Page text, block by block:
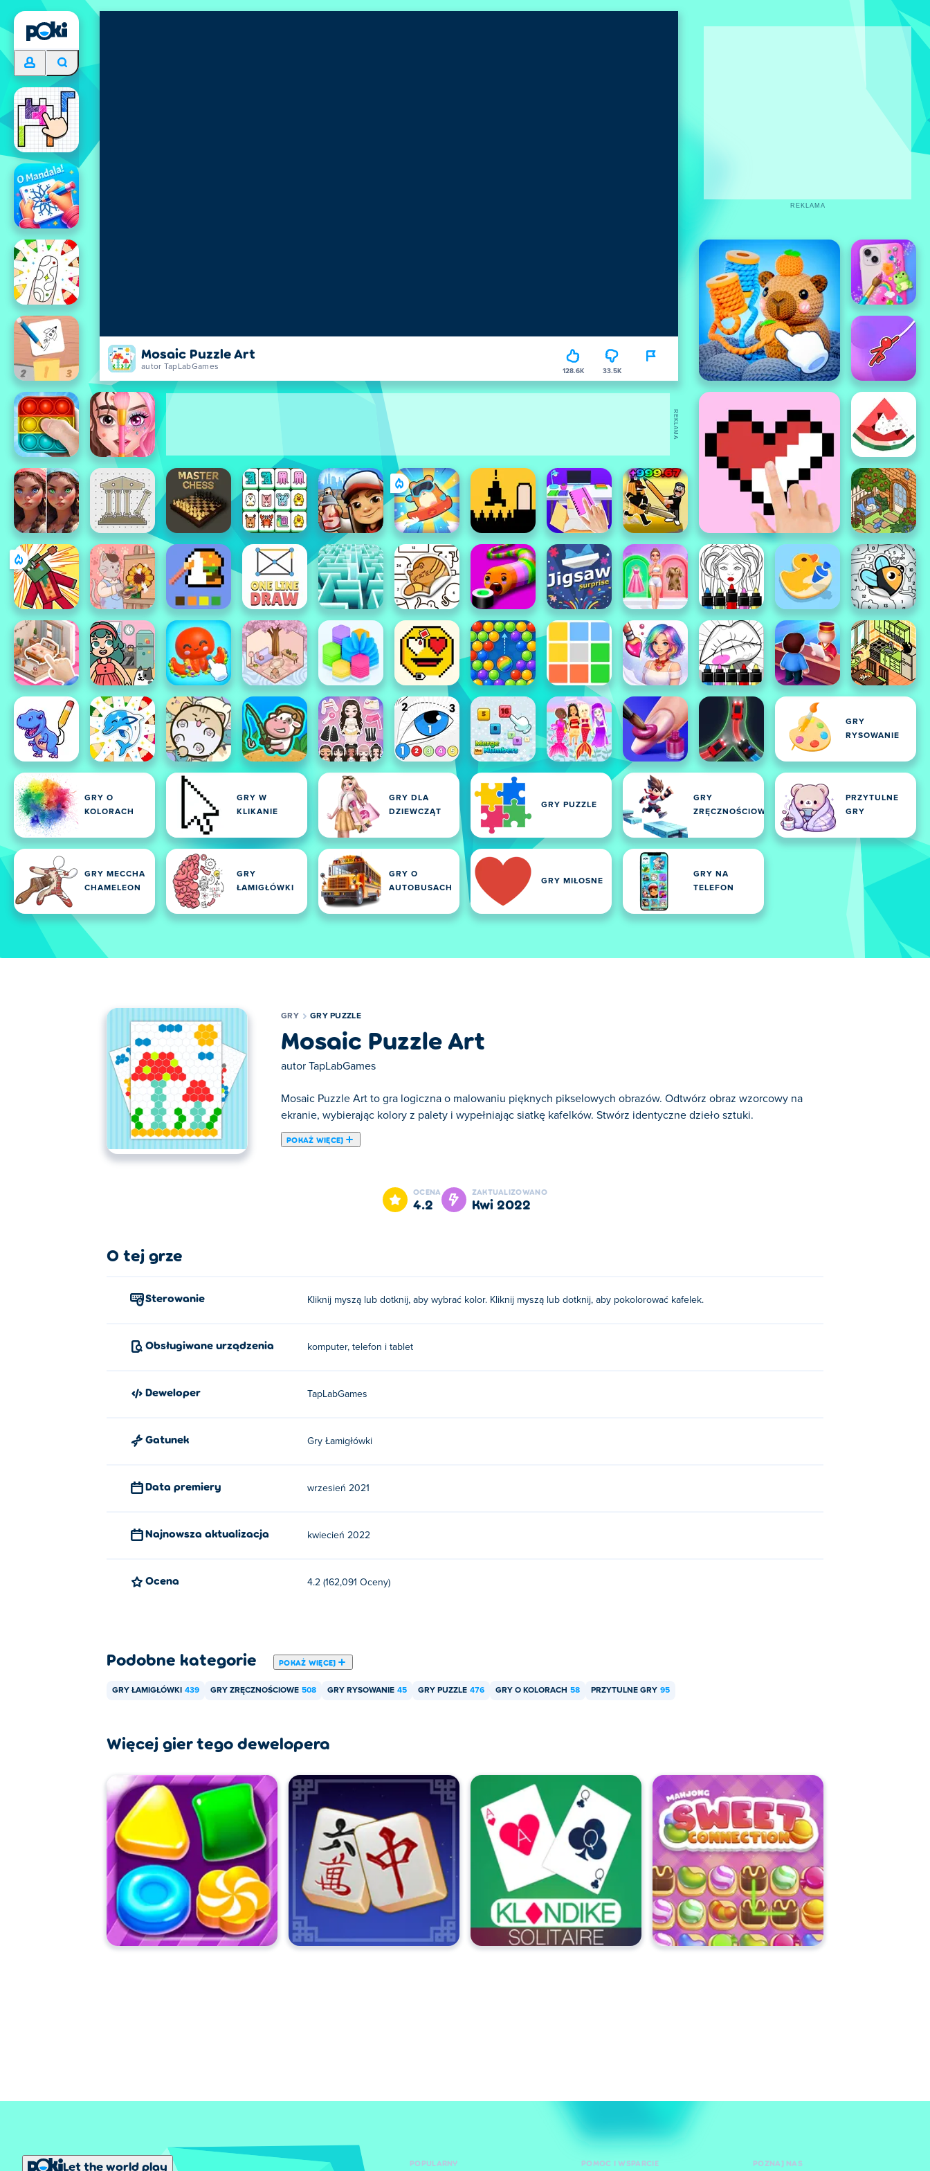
Mosaic Puzzle Art
autor TapLabGames 128.6K 33.5K
GRY
RYSOWANIE
GRY O
KOLORACH
GRY W
KLIKANIE
GRY DLA
DZIEWCZĄT
GRY PUZZLE
GRY
ZRĘCZNOŚCIOWE
PRZYTULNE
GRY
GRY MECCHA
CHAMELEON
GRY
ŁAMIGŁÓWKI
GRY O
AUTOBUSACH
GRY MIŁOSNE
GRY NA
TELEFON
REKLAMA
REKLAMA
GRY GRY PUZZLE
Mosaic Puzzle Art
autor TapLabGames
Mosaic Puzzle Art to gra logiczna o malowaniu pięknych pikselowych obrazów. Odtwórz obraz wzorcowy na
ekranie, wybierając kolory z palety i wypełniając siatkę kafelków. Stwórz identyczne dzieło sztuki.
POKAŻ WIĘCEJ
Tutaj możesz grać w Mosaic Puzzle Art. Mosaic Puzzle Art jest jedną z naszych ulubionych gier w kategorii: Gry Puzzle.
OCENA
4.2
ZAKTUALIZOWANO
kwi 2022
O tej grze
Sterowanie Kliknij myszą lub dotknij, aby wybrać kolor. Kliknij myszą lub dotknij, aby pokolorować kafelek.
Obsługiwane urządzenia komputer, telefon i tablet
Deweloper TapLabGames
Gatunek Gry Łamigłówki
Data premiery wrzesień 2021
Najnowsza aktualizacja kwiecień 2022
Ocena 4.2 (162,091 Oceny)
Podobne kategorie POKAŻ WIĘCEJ
GRY ŁAMIGŁÓWKI 439 GRY ZRĘCZNOŚCIOWE 508 GRY RYSOWANIE 45 GRY PUZZLE 476 GRY O KOLORACH 58 PRZYTULNE GRY 95
Więcej gier tego dewelopera
Let the world play POPULARNY POMOC I WSPARCIE POZNAJ NAS